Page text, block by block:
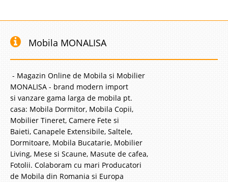
Mobila MONALISA
- Magazin Online de Mobila si Mobilier
MONALISA - brand modern import
si vanzare gama larga de mobila pt.
casa: Mobila Dormitor, Mobila Copii,
Mobilier Tineret, Camere Fete si
Baieti, Canapele Extensibile, Saltele,
Dormitoare, Mobila Bucatarie, Mobilier
Living, Mese si Scaune, Masute de cafea,
Fotolii. Colaboram cu mari Producatori
de Mobila din Romania si Europa